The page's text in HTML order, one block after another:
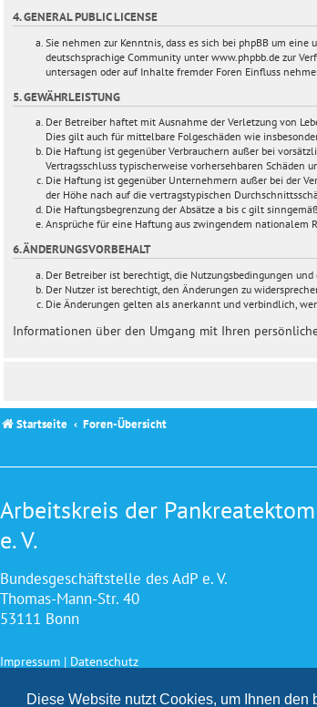
Diese Website nutzt Cookies, um Ihnen
4. GENERAL PUBLIC LICENSE
Sie nehmen zur Kenntnis, dass es sich bei phpBB um eine
deutschsprachige Community unter www.phpbb.de zur
untersagen oder auf Inhalte fremder Foren Einfluss
5. GEWÄHRLEISTUNG
Der Betreiber haftet mit Ausnahme der Verletzung von
Dies gilt auch für mittelbare Folgeschäden wie
Die Haftung ist gegenüber Verbrauchern außer bei
Vertragsschluss typischerweise vorhersehbaren Schäden
Die Haftung ist gegenüber Unternehmern außer bei der
der Höhe nach auf die vertragstypischen
Die Haftungsbegrenzung der Absätze a bis c gilt
Ansprüche für eine Haftung aus zwingendem nationalem
6. ÄNDERUNGSVORBEHALT
Der Betreiber ist berechtigt, die Nutzungsbedingungen
Der Nutzer ist berechtigt, den Änderungen zu
Die Änderungen gelten als anerkannt und verbindlich,
Informationen über den Umgang mit Ihren
Startseite Foren-Übersicht
Arbeitskreis der
e. V.
Bundesgeschäftstelle des AdP e. V.
Thomas-Mann-Str. 40
53111 Bonn
Impressum | Datenschutz